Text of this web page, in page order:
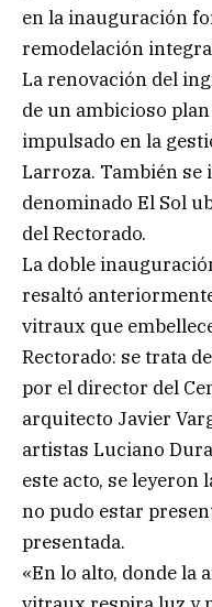
en la inauguración
remodelación
La renovación del
de un ambicioso
impulsado en la
Larroza. También
denominado El Sol
del Rectorado.
La doble
resaltó
vitraux que
Rectorado: se trata
por el director del
arquitecto Javier
artistas Luciano
este acto, se leyeron
no pudo estar
presentada.
«En lo alto, donde la